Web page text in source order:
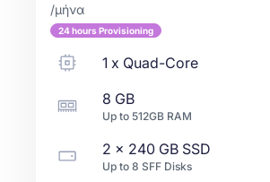
/μήνα
24 hours Provisioning
1 x Quad-Core
8 GB
Up to 512GB RAM
2 x 240 GB SSD
Up to8 SFF Disks